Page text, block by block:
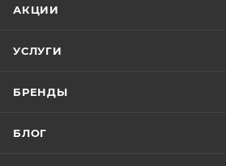
АКЦИИ
УСЛУГИ
БРЕНДЫ
БЛОГ